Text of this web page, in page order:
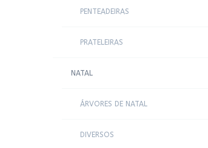
PENTEADEIRAS
PRATELEIRAS
NATAL
ÁRVORES DE NATAL
DIVERSOS